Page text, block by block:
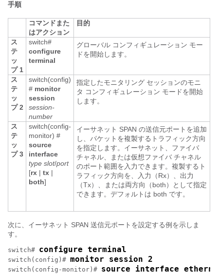
手順
コマンドまた
はアクション
目的
ス
テ
ッ
プ 1
switch#
configure
terminal
グローバル コンフィギュレーション モー
ドを開始します。
ス
テ
ッ
プ 2
switch(config)
# monitor
session
session-
number
指定したモニタリング セッションのモニ
タ コンフィギュレーション モードを開始
します。
ス
テ
ッ
プ 3
switch(config-
monitor) #
source
interface
type slot/port
[rx | tx |
both]
イーサネット SPAN の送信元ポートを追加
し、パケットを複製するトラフィック方向
を指定します。イーサネット
、ファイバ
チャネル、または仮想ファイバ チャネル
のポート範囲を入力できます。複製するト
ラフィック方向を、入力（Rx）、出力
（Tx）、または両方向（both）として指定
できます。デフォルトは both です。
次に、イーサネット SPAN 送信元ポートを設定する例を示しま
す。
switch# configure terminal
switch(config)# monitor session 2
switch(config-monitor)# source interface